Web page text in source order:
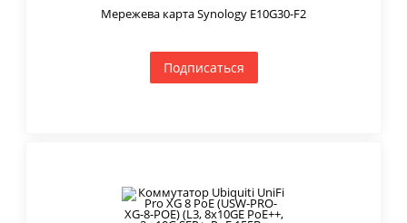
Мережева карта Synology E10G30-F2
Подписаться